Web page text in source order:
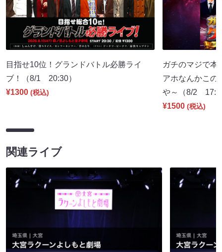
目指せ10位！グランドバトル必勝ライ
ブ！（8/1 20:30）
¥1300 (税込)
ガチのマジで本
アホなんかこの
や～（8/2
¥1500 (税込)
関連ライブ